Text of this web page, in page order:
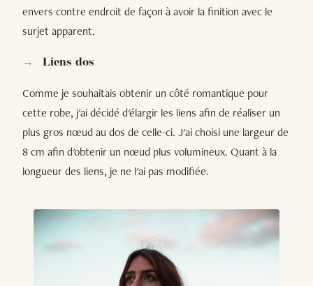
envers contre endroit de façon à avoir la finition avec le
surjet apparent.
Liens dos
Comme je souhaitais obtenir un côté romantique pour
cette robe, j'ai décidé d'élargir les liens afin de réaliser un
plus gros nœud au dos de celle-ci. J'ai choisi une largeur de
8 cm afin d'obtenir un nœud plus volumineux. Quant à la
longueur des liens, je ne l'ai pas modifiée.